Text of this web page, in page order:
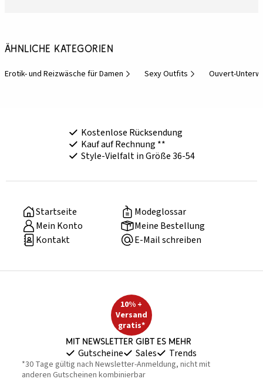
Ähnliche Kategorien
Erotik- und Reizwäsche für Damen Sexy Outfits Ouvert-
Kostenlose Rücksendung
Kauf auf Rechnung **
Style-Vielfalt in Größe 36-54
Startseite
Modeglossar
Mein Konto
Meine Bestellung
Kontakt
E-Mail schreiben
10% +
Versand
gratis*
Mit Newsletter gibt es mehr
Gutscheine Sales Trends
*30 Tage gültig nach Newsletter-Anmeldung, nicht mit
anderen Gutscheinen kombinierbar